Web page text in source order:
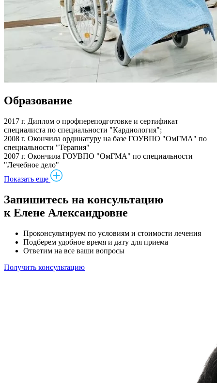
Образование
2017 г. Диплом о профпереподготовке и сертификат
специалиста по специальности "Кардиология";
2008 г. Окончила ординатуру на базе ГОУВПО "ОмГМА" по
специальности "Терапия"
2007 г. Окончила ГОУВПО "ОмГМА" по специальности
"Лечебное дело"
Показать еще
Запишитесь на консультацию
к Елене Александровне
Проконсультируем по условиям и стоимости лечения
Подберем удобное время и дату для приема
Ответим на все ваши вопросы
Получить консультацию